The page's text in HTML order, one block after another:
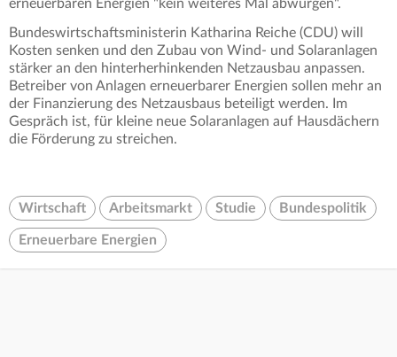
erneuerbaren Energien "kein weiteres Mal abwürgen".
Bundeswirtschaftsministerin Katharina Reiche (CDU) will
Kosten senken und den Zubau von Wind- und Solaranlagen
stärker an den hinterherhinkenden Netzausbau anpassen.
Betreiber von Anlagen erneuerbarer Energien sollen mehr an
der Finanzierung des Netzausbaus beteiligt werden. Im
Gespräch ist, für kleine neue Solaranlagen auf Hausdächern
die Förderung zu streichen.
Wirtschaft Arbeitsmarkt Studie Bundespolitik
Erneuerbare Energien